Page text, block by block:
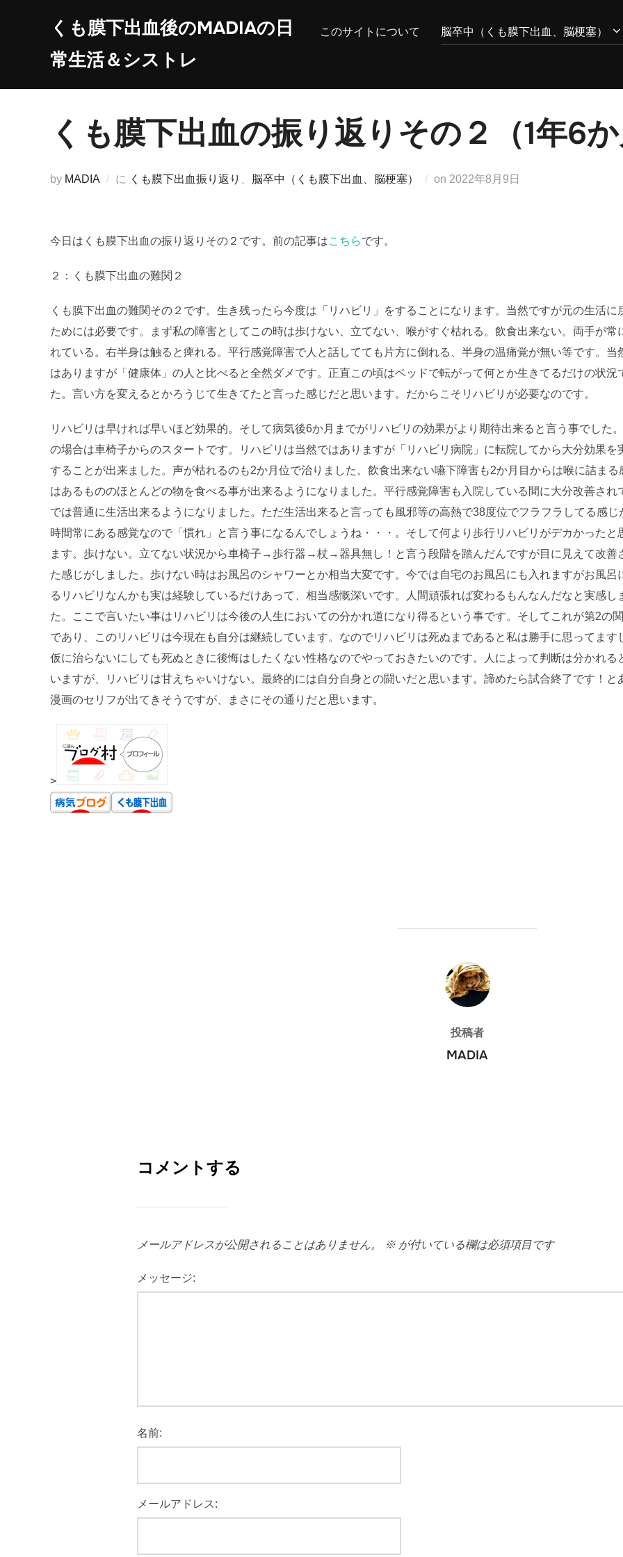
ツ
くも膜下出血後のMADIAの日
常生活＆シストレ
このサイトについて 脳卒中（くも膜下出血、脳梗塞）
くも膜下出血の振り返りその２（1年6か
by MADIA に くも膜下出血振り返り 脳卒中（くも膜下出血、脳梗塞） on 投
2022年8月9日
今日はくも膜下出血の振り返りその２です。前の記事はこちらです。
２：くも膜下出血の難関２
くも膜下出血の難関その２です。生き残ったら今度は「リハビリ」をすることになります。当然ですが元の生活に
ためには必要です。まず私の障害としてこの時は歩けない、立てない、喉がすぐ枯れる。飲食出来ない。両手が常
れている。右半身は触ると痺れる。平行感覚障害で人と話してても片方に倒れる、半身の温痛覚が無い等です。当
はありますが「健康体」の人と比べると全然ダメです。正直この頃はベッドで転がって何とか生きてるだけの状況
た。言い方を変えるとかろうじて生きてたと言った感じだと思います。だからこそリハビリが必要なのです。
リハビリは早ければ早いほど効果的。そして病気後6か月までがリハビリの効果がより期待出来ると言う事でした
の場合は車椅子からのスタートです。リハビリは当然ではありますが「リハビリ病院」に転院してから大分効果を
することが出来ました。声が枯れるのも2か月位で治りました。飲食出来ない嚥下障害も2か月目からは喉に詰まる
はあるもののほとんどの物を食べる事が出来るようになりました。平行感覚障害も入院している間に大分改善され
では普通に生活出来るようになりました。ただ生活出来ると言っても風邪等の高熱で38度位でフラフラしてる感じ
時間常にある感覚なので「慣れ」と言う事になるんでしょうね・・・。そして何より歩行リハビリがデカかったと
ます。歩けない。立てない状況から車椅子→歩行器→杖→器具無し！と言う段階を踏んだんですが目に見えて改善
た感じがしました。歩けない時はお風呂のシャワーとか相当大変です。今では自宅のお風呂にも入れますがお風呂
るリハビリなんかも実は経験しているだけあって、相当感慨深いです。人間頑張れば変わるもんなんだなと実感し
た。ここで言いたい事はリハビリは今後の人生においての分かれ道になり得るという事です。そしてこれが第2の
であり、このリハビリは今現在も自分は継続しています。なのでリハビリは死ぬまであると私は勝手に思ってます
仮に治らないにしても死ぬときに後悔はしたくない性格なのでやっておきたいのです。人によって判断は分かれる
いますが、リハビリは甘えちゃいけない。最終的には自分自身との闘いだと思います。諦めたら試合終了です！と
漫画のセリフが出てきそうですが、まさにその通りだと思います。
>
投稿者
投稿者
MADIA
コメントする
メールアドレスが公開されることはありません。 ※ が付いている欄は必須項目です
メッセージ:
名前:
メールアドレス: